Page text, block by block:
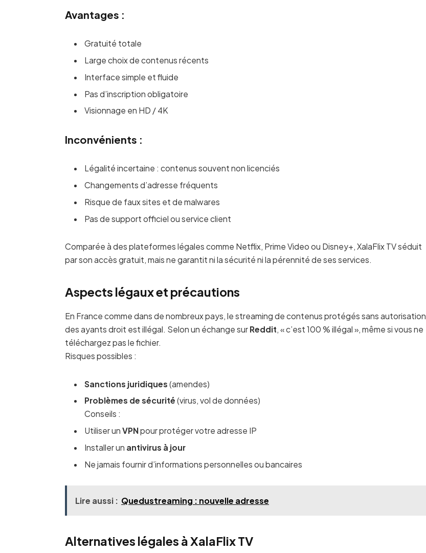
Avantages :
Gratuité totale
Large choix de contenus récents
Interface simple et fluide
Pas d’inscription obligatoire
Visionnage en HD / 4K
Inconvénients :
Légalité incertaine : contenus souvent non licenciés
Changements d’adresse fréquents
Risque de faux sites et de malwares
Pas de support officiel ou service client
Comparée à des plateformes légales comme Netflix, Prime Video ou Disney+, XalaFlix TV séduit
par son accès gratuit, mais ne garantit ni la sécurité ni la pérennité de ses services.
Aspects légaux et précautions
En France comme dans de nombreux pays, le streaming de contenus protégés sans autorisation
des ayants droit est illégal. Selon un échange sur Reddit, « c’est 100 % illégal », même si vous ne
téléchargez pas le fichier.
Risques possibles :
Sanctions juridiques (amendes)
Problèmes de sécurité (virus, vol de données)
Conseils :
Utiliser unVPNpour protéger votre adresse IP
Installer un antivirus à jour
Ne jamais fournir d’informations personnelles ou bancaires
Lire aussi : Quedustreaming : nouvelle adresse
Alternatives légales à XalaFlix TV